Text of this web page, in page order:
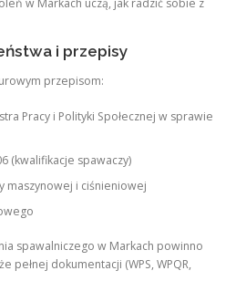
w Markach uczą, jak radzić sobie z
i przepisy
przepisom:
Pracy i Polityki Społecznej w sprawie
(kwalifikacje spawaczy)
maszynowej i ciśnieniowej
spawalniczego w Markach powinno
pełnej dokumentacji (WPS, WPQR,